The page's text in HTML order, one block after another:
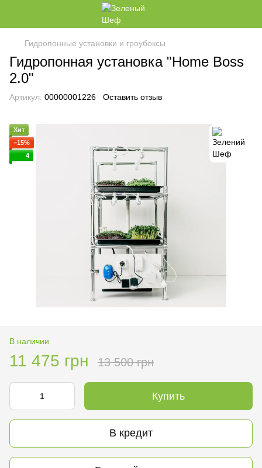
Гидропонные установки и гроубоксы
Гидропонная установка "Home Boss
2.0"
Артикул: 00000001226 Оставить отзыв
Хит
−15%
4
В наличии
11 475 грн 13 500 грн
Купить
В кредит